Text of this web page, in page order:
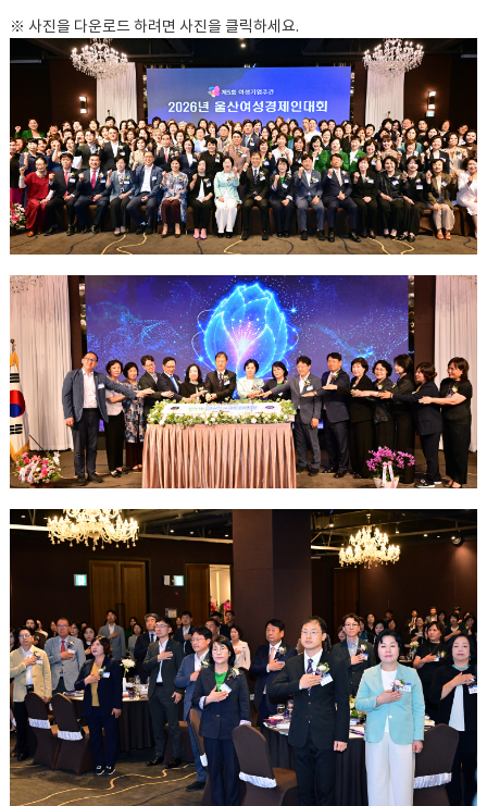
※ 사진을 다운로드 하려면 사진을 클릭하세요.